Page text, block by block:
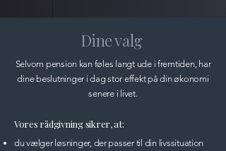
Dine valg
Selvom pension kan føles langt ude i fremtiden, har
dine beslutninger i dag stor effekt på din økonomi
senere i livet.
Vores rådgivning sikrer, at:
du vælger løsninger, der passer til din livssituation